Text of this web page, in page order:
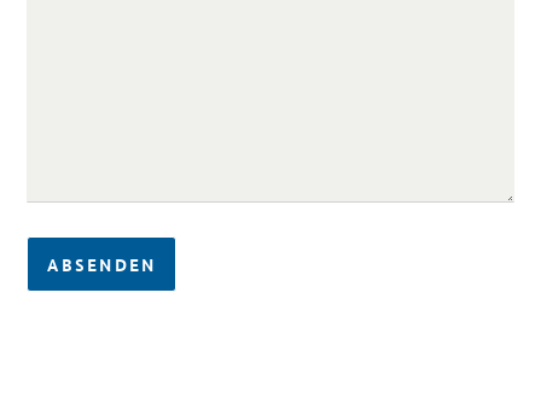
ABSENDEN